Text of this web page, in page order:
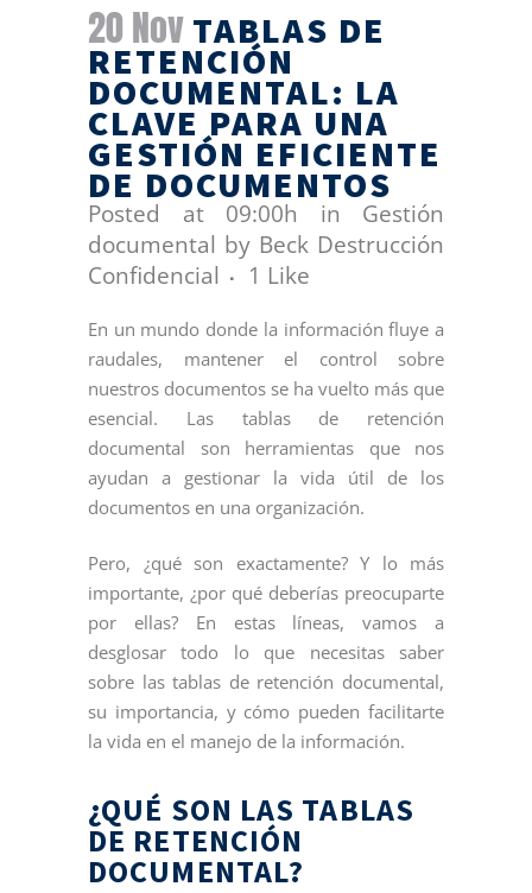
20 Nov TABLAS DE
RETENCIÓN
DOCUMENTAL: LA
CLAVE PARA UNA
GESTIÓN EFICIENTE
DE DOCUMENTOS
Posted at 09:00h in Gestión
documental by Beck Destrucción
Confidencial
1 Like
En un mundo donde la información fluye a
raudales, mantener el control sobre
nuestros documentos se ha vuelto más que
esencial. Las tablas de retención
documental son herramientas que nos
ayudan a gestionar la vida útil de los
documentos en una organización.
Pero, ¿qué son exactamente? Y lo más
importante, ¿por qué deberías preocuparte
por ellas? En estas líneas, vamos a
desglosar todo lo que necesitas saber
sobre las tablas de retención documental,
su importancia, y cómo pueden facilitarte
la vida en el manejo de la información.
¿QUÉ SON LAS TABLAS
DE RETENCIÓN
DOCUMENTAL?